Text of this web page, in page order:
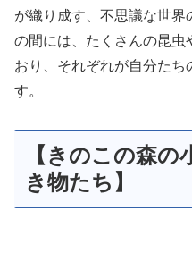
が織り成す、不思議な世
の間には、たくさんの昆虫
おり、それぞれが自分たち
す。
【きのこの森の
き物たち】